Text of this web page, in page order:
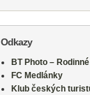
Odkazy
BT Photo –
FC Medlánky
Klub českých